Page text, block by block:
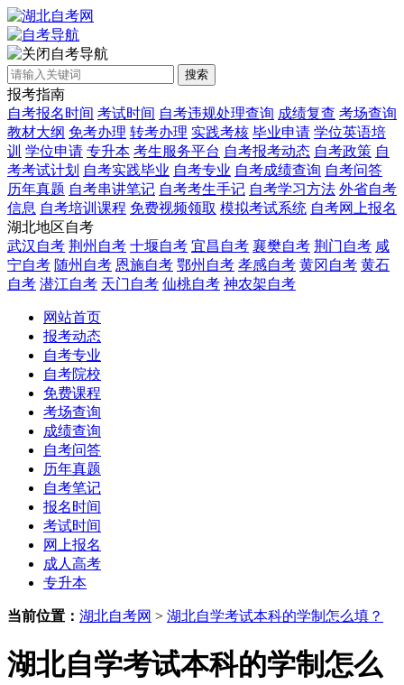
自考导航
搜索
报考指南
自考报名时间 考试时间 自考违规处理查询 成绩复查 考场查询
教材大纲 免考办理 转考办理 实践考核 毕业申请 学位英语培
训 学位申请 专升本 考生服务平台 自考报考动态 自考政策 自
考考试计划 自考实践毕业 自考专业 自考成绩查询 自考问答
历年真题 自考串讲笔记 自考考生手记 自考学习方法 外省自考
信息 自考培训课程 免费视频领取 模拟考试系统 自考网上报名
湖北地区自考
武汉自考 荆州自考 十堰自考 宜昌自考 襄樊自考 荆门自考 咸
宁自考 随州自考 恩施自考 鄂州自考 孝感自考 黄冈自考 黄石
自考 潜江自考 天门自考 仙桃自考 神农架自考
网站首页
报考动态
自考专业
自考院校
免费课程
考场查询
成绩查询
自考问答
历年真题
自考笔记
报名时间
考试时间
网上报名
成人高考
专升本
当前位置： 湖北自考网 > 湖北自学考试本科的学制怎么填？
湖北自学考试本科的学制怎么